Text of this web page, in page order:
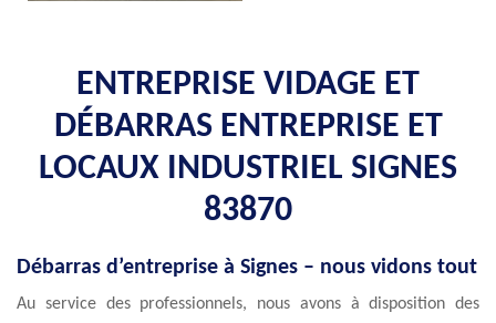
ENTREPRISE VIDAGE ET
DÉBARRAS ENTREPRISE ET
LOCAUX INDUSTRIEL SIGNES
83870
Débarras d’entreprise à Signes – nous vidons tout
Au service des professionnels, nous avons à disposition des